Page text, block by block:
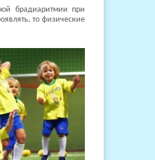
брадиаритмии при
то физические